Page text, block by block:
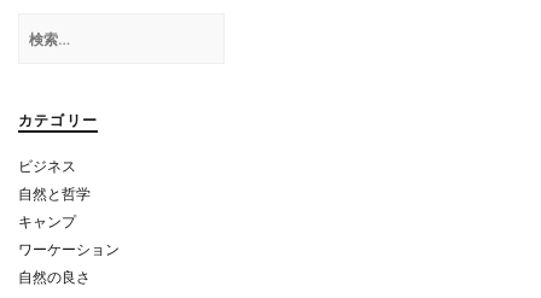
ー
ョ
ン
索:
カテゴリー
ビジネス
自然と哲学
キャンプ
ワーケーション
自然の良さ